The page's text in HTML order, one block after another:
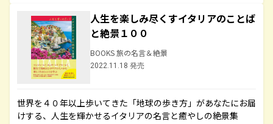
人生を楽しみ尽くすイタリアのことば
と絶景１００
BOOKS 旅の名言＆絶景
2022.11.18 発売
世界を４０年以上歩いてきた「地球の歩き方」があなたにお届
けする、人生を輝かせるイタリアの名言と癒やしの絶景集